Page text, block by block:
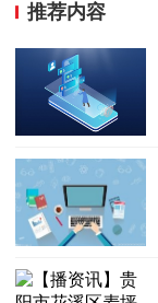
推荐内容